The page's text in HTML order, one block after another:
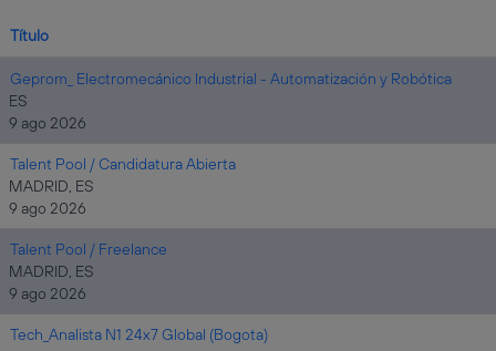
Título
Geprom_ Electromecánico Industrial - Automatización y Robótica
ES
9 ago 2026
Talent Pool / Candidatura Abierta
MADRID, ES
9 ago 2026
Talent Pool / Freelance
MADRID, ES
9 ago 2026
Tech_Analista N1 24x7 Global (Bogota)